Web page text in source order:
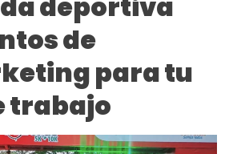
de
para tu
trabajo